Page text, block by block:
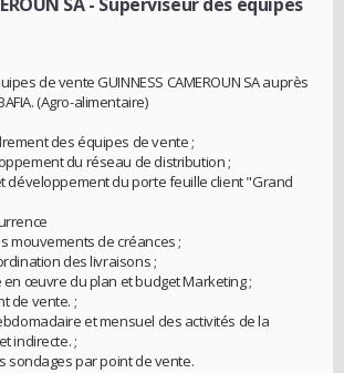
de vente GUINNESS CAMEROUN SA auprès
(Agro-alimentaire)
des équipes de vente ;
du réseau de distribution ;
développement du porte feuille client "Grand
mouvements de créances ;
des livraisons ;
en œuvre du plan et budget Marketing ;
de vente. ;
et mensuel des activités de la
indirecte. ;
sondages par point de vente.